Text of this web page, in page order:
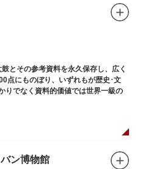
広目天（こうもくてん）と持国天
れに伴い、正式名称が随身門から二
焼失。現在は、上野の寛永寺（か
った持国天と増長天（ぞうちょうて
長天は、四天王と呼ばれる仏さまと
守護神であることから武装した姿。
の木材を組み合わせる技法「寄木
とその参考資料を永久保存し、広く
点にものぼり、いずれもが歴史･文
りでなく資料的価値では世界一級の
ン博物館